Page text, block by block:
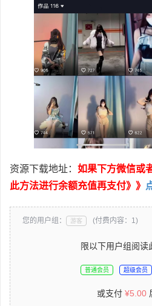
资源下载地址： 如果下方微信或
此方法进行余额充值再支付》》
您的用户组： 游客 (付费内容：1)
限以下用户组阅读
普通会员 超级会员
或支付 ¥5.00